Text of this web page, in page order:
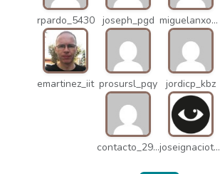
rpardo_5430 joseph_pgd miguelanxogomez_21982
emartinez_iit prosursl_pqy jordicp_kbz
contacto_2906 joseignaciot_q66